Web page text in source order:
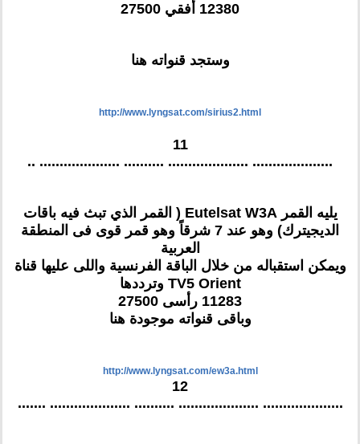
12380 أفقي 27500
وستجد قنواته هنا
http://www.lyngsat.com/sirius2.html
11
.................... .................... .......... .................... ..
يليه القمر Eutelsat W3A ( القمر الذي تبث فيه باقات
الديجيترك) وهو عند 7 شرقاً وهو قمر قوى فى المنطقة
العربية
ويمكن استقباله من خلال الباقة الفرنسية واللى عليها قناة
TV5 Orient وترددها
11283 رأسى 27500
وباقى قنواته موجودة هنا
http://www.lyngsat.com/ew3a.html
12
.................... .................... .......... .................... .......